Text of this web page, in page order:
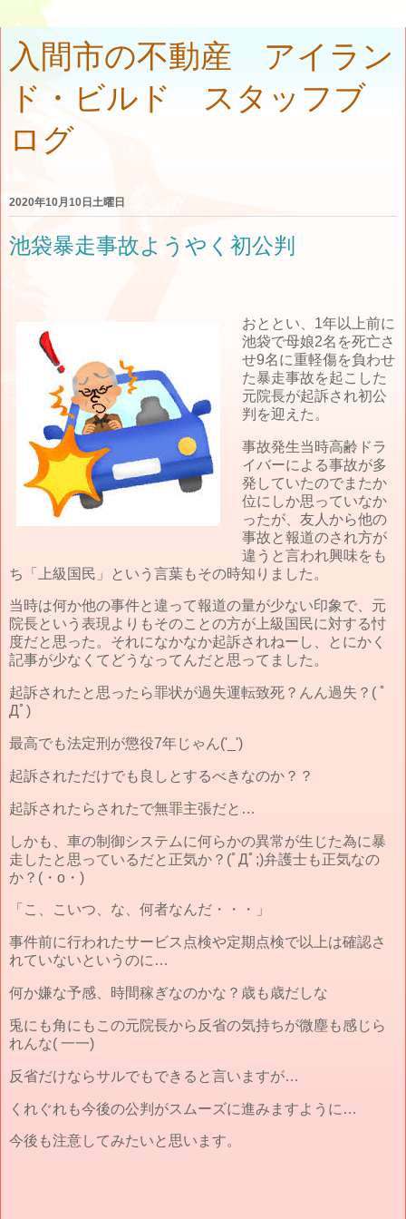
入間市の不動産 アイラン
ド・ビルド スタッフブ
ログ
2020年10月10日土曜日
池袋暴走事故ようやく初公判
おととい、1年以上前に
池袋で母娘2名を死亡さ
せ9名に重軽傷を負わせ
た暴走事故を起こした
元院長が起訴され初公
判を迎えた。
事故発生当時高齢ドラ
イバーによる事故が多
発していたのでまたか
位にしか思っていなか
ったが、友人から他の
事故と報道のされ方が
違うと言われ興味をも
ち「上級国民」という言葉もその時知りました。
当時は何か他の事件と違って報道の量が少ない印象で、元
院長という表現よりもそのことの方が上級国民に対する忖
度だと思った。それになかなか起訴されねーし、とにかく
記事が少なくてどうなってんだと思ってました。
起訴されたと思ったら罪状が過失運転致死？んん過失？( ﾟ
Дﾟ)
最高でも法定刑が懲役7年じゃん('_')
起訴されただけでも良しとするべきなのか？？
起訴されたらされたで無罪主張だと…
しかも、車の制御システムに何らかの異常が生じた為に暴
走したと思っているだと正気か？(ﾟДﾟ;)弁護士も正気なの
か？(・o・)
「こ、こいつ、な、何者なんだ・・・」
事件前に行われたサービス点検や定期点検で以上は確認さ
れていないというのに…
何か嫌な予感、時間稼ぎなのかな？歳も歳だしな
兎にも角にもこの元院長から反省の気持ちが微塵も感じら
れんな( 一一)
反省だけならサルでもできると言いますが…
くれぐれも今後の公判がスムーズに進みますように…
今後も注意してみたいと思います。